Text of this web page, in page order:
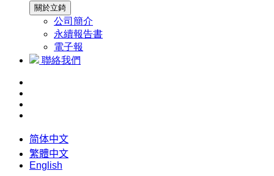
關於立錡
公司簡介
永續報告書
電子報
聯絡我們
简体中文
繁體中文
English